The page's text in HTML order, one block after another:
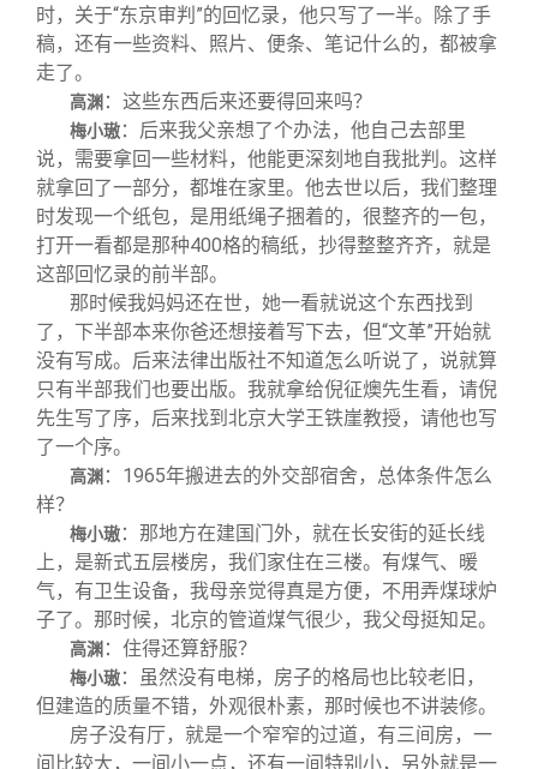
时，关于“东京审判”的回忆录，他只写了一半。除了手
稿，还有一些资料、照片、便条、笔记什么的，都被拿
走了。
高渊 ：这些东西后来还要得回来吗？
梅小璈：后来我父亲想了个办法，他自己去部里
说，需要拿回一些材料，他能更深刻地自我批判。这样
就拿回了一部分，都堆在家里。他去世以后，我们整理
时发现一个纸包，是用纸绳子捆着的，很整齐的一包，
打开一看都是那种400格的稿纸，抄得整整齐齐，就是
这部回忆录的前半部。
那时候我妈妈还在世，她一看就说这个东西找到
了，下半部本来你爸还想接着写下去，但“文革”开始就
没有写成。后来法律出版社不知道怎么听说了，说就算
只有半部我们也要出版。我就拿给倪征燠先生看，请倪
先生写了序，后来找到北京大学王铁崖教授，请他也写
了一个序。
高渊 ：1965年搬进去的外交部宿舍，总体条件怎么
样？
梅小璈：那地方在建国门外，就在长安街的延长线
上，是新式五层楼房，我们家住在三楼。有煤气、暖
气，有卫生设备，我母亲觉得真是方便，不用弄煤球炉
子了。那时候，北京的管道煤气很少，我父母挺知足。
高渊 ：住得还算舒服？
梅小璈：虽然没有电梯，房子的格局也比较老旧，
但建造的质量不错，外观很朴素，那时候也不讲装修。
房子没有厅，就是一个窄窄的过道，有三间房，一
间比较大，一间小一点，还有一间特别小，另外就是一